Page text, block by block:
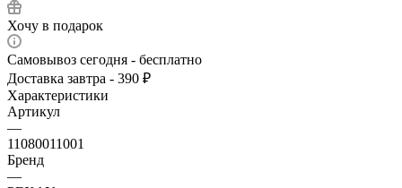
Хочу в подарок
Самовывоз сегодня - бесплатно
Доставка завтра - 390 ₽
Характеристики
Артикул
—
11080011001
Бренд
—